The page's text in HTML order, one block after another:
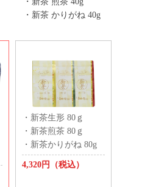
・新茶 かりがね 40g
・新茶生形 80ｇ
・新茶煎茶 80ｇ
・新茶かりがね 80g
4,320円（税込）